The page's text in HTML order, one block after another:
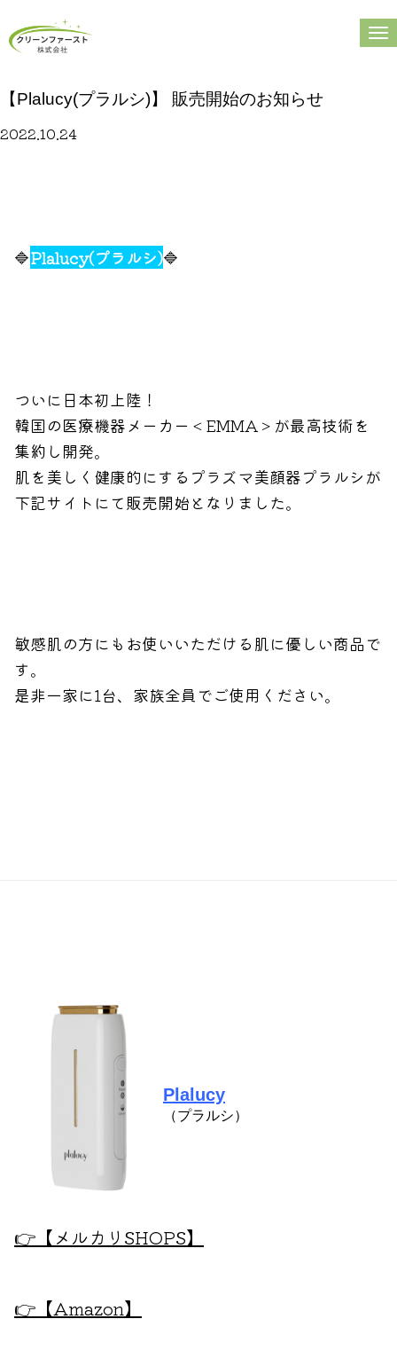
N
【Plalucy(プラルシ)】 販売開始のお知らせ
2022.10.24
🔷Plalucy(プラルシ)🔷
ついに日本初上陸！
韓国の医療機器メーカー＜EMMA＞が最高技術を
集約し開発。
肌を美しく健康的にするプラズマ美顔器プラルシが
下記サイトにて販売開始となりました。
敏感肌の方にもお使いいただける肌に優しい商品で
す。
是非一家に1台、家族全員でご使用ください。
Plalucy
（プラルシ）
👉 【メルカリSHOPS】
👉 【Amazon】